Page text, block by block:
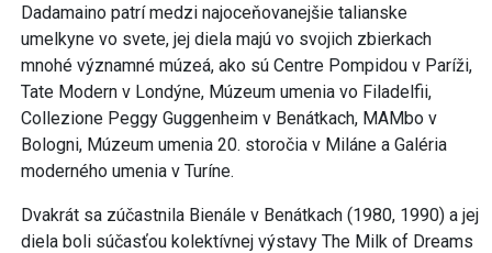
Dadamaino patrí medzi najoceňovanejšie talianske
umelkyne vo svete, jej diela majú vo svojich zbierkach
mnohé významné múzeá, ako sú Centre Pompidou v Paríži,
Tate Modern v Londýne, Múzeum umenia vo Filadelfii,
Collezione Peggy Guggenheim v Benátkach, MAMbo v
Bologni, Múzeum umenia 20. storočia v Miláne a Galéria
moderného umenia v Turíne.
Dvakrát sa zúčastnila Bienále v Benátkach (1980, 1990) a jej
diela boli súčasťou kolektívnej výstavy The Milk of Dreams